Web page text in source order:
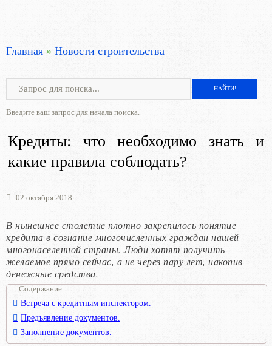
Главная » Новости строительства
Введите ваш запрос для начала поиска.
Кредиты: что необходимо знать и
какие правила соблюдать?
02 октября 2018
В нынешнее столетие плотно закрепилось понятие
кредита в сознание многочисленных граждан нашей
многонаселенной страны. Люди хотят получить
желаемое прямо сейчас, а не через пару лет, накопив
денежные средства.
Содержание
Встреча с кредитным инспектором.
Предъявление документов.
Заполнение документов.